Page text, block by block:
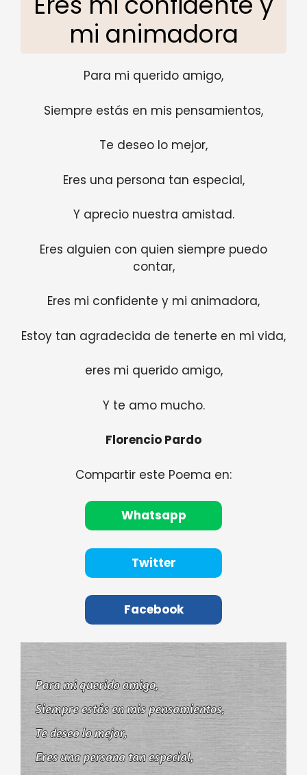
mi animadora
Para mi querido amigo,
Siempre estás en mis pensamientos,
Te deseo lo mejor,
Eres una persona tan especial,
Y aprecio nuestra amistad.
Eres alguien con quien siempre puedo
contar,
Eres mi confidente y mi animadora,
Estoy tan agradecida de tenerte en mi vida,
eres mi querido amigo,
Y te amo mucho.
Florencio Pardo
Compartir este Poema en:
Whatsapp
Twitter
Facebook